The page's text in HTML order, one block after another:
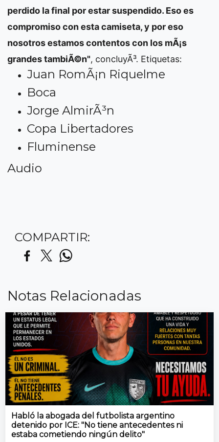
perdido la final por estar suspendido. Eso es
compromiso con esta camiseta, y por eso
nosotros estamos contentos con los mÃ¡s
grandes tambiÃ©n", concluyÃ³. Etiquetas:
Juan RomÃ¡n Riquelme
Boca
Jorge AlmirÃ³n
Copa Libertadores
Fluminense
Audio
COMPARTIR:
Notas Relacionadas
Habló la abogada del futbolista argentino
detenido por ICE: "No tiene antecedentes ni
estaba cometiendo ningún delito"